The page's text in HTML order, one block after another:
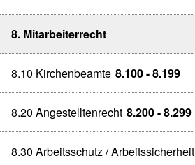
8. Mitarbeiterrecht
8.10 Kirchenbeamte 8.100 - 8.199
8.20 Angestelltenrecht 8.200 - 8.299
8.30 Arbeitsschutz / Arbeitssicherheit